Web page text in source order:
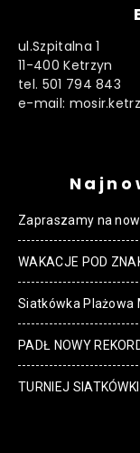
ul.Szpitalna 1
11-400 Ketrzyn
tel. 501 794 843
e-mail:
Zapraszamy na
WAKACJE POD
Siatkówka Plażowa
PADŁ NOWY
TURNIEJ